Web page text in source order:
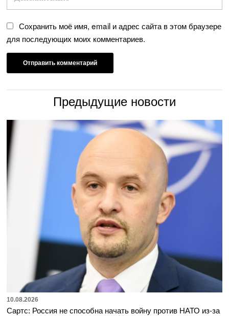
Сохранить моё имя, email и адрес сайта в этом браузере
для последующих моих комментариев.
Предыдущие новости
10.08.2026
Сартс: Россия не способна начать войну против НАТО из-за